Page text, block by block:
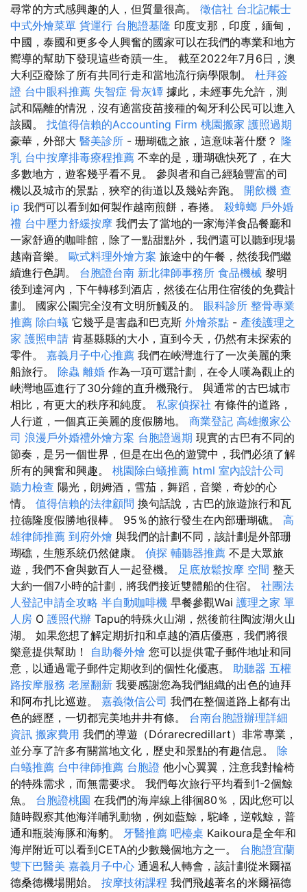
尋常的方式感興趣的人，但質量很高。 徵信社 台北記帳士
中式外燴菜單 貨運行 台胞證基隆 印度支那，印度，緬甸，
中國，泰國和更多令人興奮的國家可以在我們的專業和地方
嚮導的幫助下發現這些奇蹟一生。 截至2022年7月6日，澳
大利亞廢除了所有共同行走和當地流行病學限制。 杜拜簽
證 台中眼科推薦 失智症 骨灰罈 據此，未經事先允許，測
試和隔離的情況，沒有適當疫苗接種的匈牙利公民可以進入
該國。 找值得信賴的Accounting Firm 桃園搬家 護照過期
豪華，外部大 醫美診所 - 珊瑚礁之旅，這意味著什麼？ 隆
乳 台中按摩排毒療程推薦 不幸的是，珊瑚礁快死了，在大
多數地方，遊客幾乎看不見。 參與者和自己經驗豐富的司
機以及城市的景點，狹窄的街道以及幾站奔跑。 開飲機 查
ip 我們可以看到如何製作越南煎餅，春捲。 殺蟑螂 戶外婚
禮 台中壓力舒緩按摩 我們去了當地的一家海洋食品餐廳和
一家舒適的咖啡館，除了一點甜點外，我們還可以聽到現場
越南音樂。 歐式料理外燴方案 旅途中的午餐，然後我們繼
續進行色調。 台胞證台南 新北律師事務所 食品機械 黎明
後到達河內，下午轉移到酒店，然後在佔用住宿後的免費計
劃。 國家公園完全沒有文明所觸及的。 眼科診所 整骨專業
推薦 除白蟻 它幾乎是害蟲和巴克斯 外燴茶點 - 產後護理之
家 護照申請 肯基縣縣的大小，直到今天，仍然有未探索的
零件。 嘉義月子中心推薦 我們在峽灣進行了一次美麗的乘
船旅行。 除蟲 離婚 作為一項可選計劃，在令人嘆為觀止的
峽灣地區進行了30分鐘的直升機飛行。 與通常的古巴城市
相比，有更大的秩序和純度。 私家偵探社 有條件的道路，
人行道，一個真正美麗的度假勝地。 商業登記 高雄搬家公
司 浪漫戶外婚禮外燴方案 台胞證過期 現實的古巴有不同的
節奏，是另一個世界，但是在出色的遊覽中，我們必須了解
所有的興奮和興趣。 桃園除白蟻推薦 html 室內設計公司
聽力檢查 陽光，朗姆酒，雪茄，舞蹈，音樂，奇妙的心
情。 值得信賴的法律顧問 換句話說，古巴的旅遊旅行和瓦
拉德隆度假勝地很棒。 95％的旅行發生在內部珊瑚礁。 高
雄律師推薦 到府外燴 與我們的計劃不同，該計劃是外部珊
瑚礁，生態系統仍然健康。 偵探 輔聽器推薦 不是大眾旅
遊，我們不會與數百人一起登機。 足底放鬆按摩 空間 整天
大約一個7小時的計劃，將我們接近雙體船的住宿。 社團法
人登記申請全攻略 半自動咖啡機 早餐參觀Wai 護理之家 單
人房 O 護照代辦 Tapu的特殊火山湖，然後前往陶波湖火山
湖。 如果您想了解定期折扣和卓越的酒店優惠，我們將很
樂意提供幫助！ 自助餐外燴 您可以提供電子郵件地址和同
意，以通過電子郵件定期收到的個性化優惠。 助聽器 五權
路按摩服務 老屋翻新 我要感謝您為我們組織的出色的迪拜
和阿布扎比巡遊。 嘉義徵信公司 我們在整個道路上都有出
色的經歷，一切都完美地井井有條。 台南台胞證辦理詳細
資訊 搬家費用 我們的導遊（Dórarecredillart）非常專業，
並分享了許多有關當地文化，歷史和景點的有趣信息。 除
白蟻推薦 台中律師推薦 台胞證 他小心翼翼，注意我對輪椅
的特殊需求，而無需要求。 我們每次旅行平均看到1-2個鯨
魚。 台胞證桃園 在我們的海岸線上徘徊80％，因此您可以
隨時觀察其他海洋哺乳動物，例如藍鯨，駝峰，逆戟鯨，普
通和瓶裝海豚和海豹。 牙醫推薦 吧檯桌 Kaikoura是全年和
海岸附近可以看到CETA的少數幾個地方之一。 台胞證宜蘭
雙下巴醫美 嘉義月子中心 通過私人轉會，該計劃從米爾福
德桑德機場開始。 按摩技術課程 我們飛越著名的米爾福德